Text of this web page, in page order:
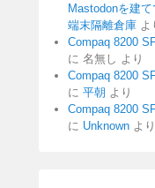
Mastodonを建
端末隔離倉庫 よ
Compaq 8200
に 名無し より
Compaq 8200
に 平朝 より
Compaq 8200
に Unknown より